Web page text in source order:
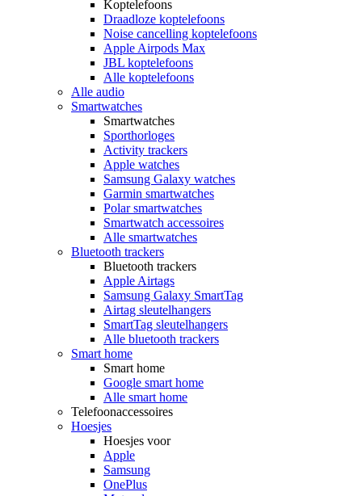
Koptelefoons
Draadloze koptelefoons
Noise cancelling koptelefoons
Apple Airpods Max
JBL koptelefoons
Alle koptelefoons
Alle audio
Smartwatches
Smartwatches
Sporthorloges
Activity trackers
Apple watches
Samsung Galaxy watches
Garmin smartwatches
Polar smartwatches
Smartwatch accessoires
Alle smartwatches
Bluetooth trackers
Bluetooth trackers
Apple Airtags
Samsung Galaxy SmartTag
Airtag sleutelhangers
SmartTag sleutelhangers
Alle bluetooth trackers
Smart home
Smart home
Google smart home
Alle smart home
Telefoonaccessoires
Hoesjes
Hoesjes voor
Apple
Samsung
OnePlus